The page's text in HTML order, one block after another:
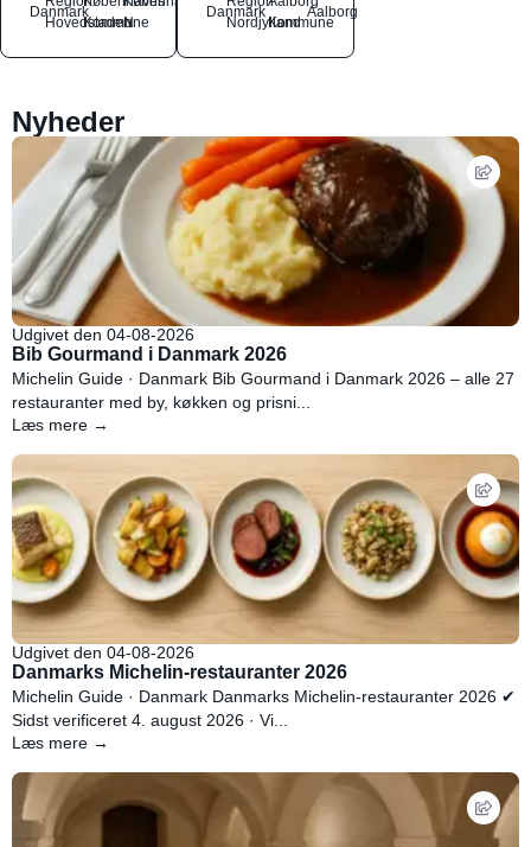
Danmark
Hovedstaden
Kommune
N
Danmark
NordjyllandKommune
Aalborg
Nyheder
Udgivet den 04-08-2026
Bib Gourmand i Danmark 2026
Michelin Guide · Danmark Bib Gourmand i Danmark 2026 – alle 27
restauranter med by, køkken og prisni...
Læs mere →
Udgivet den 04-08-2026
Danmarks Michelin-restauranter 2026
Michelin Guide · Danmark Danmarks Michelin-restauranter 2026 ✔
Sidst verificeret 4. august 2026 · Vi...
Læs mere →